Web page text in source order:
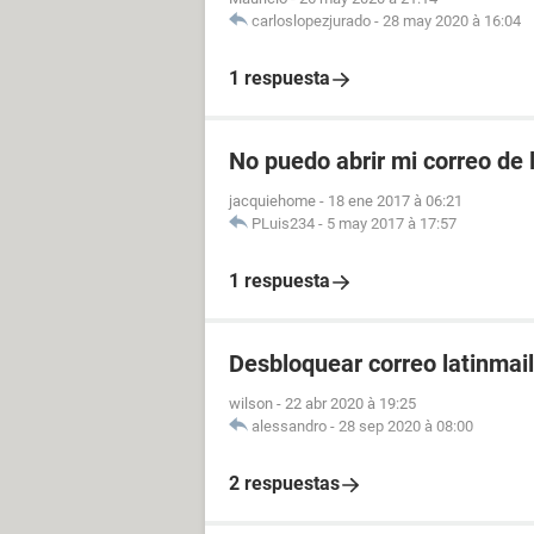
carloslopezjurado - 28 may 2020 à 16:04
1 respuesta
No puedo abrir mi correo de
jacquiehome - 18 ene 2017 à 06:21
PLuis234 - 5 may 2017 à 17:57
1 respuesta
Desbloquear correo latinmail
wilson - 22 abr 2020 à 19:25
alessandro - 28 sep 2020 à 08:00
2 respuestas